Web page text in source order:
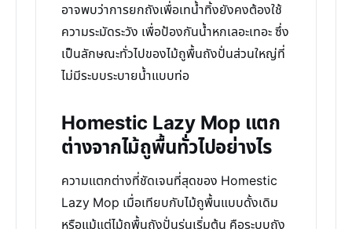
อาจพบว่าการยกถังเพื่อเทน้ำทิ้งยังคงต้องใช้
ความระมัดระวัง เพื่อป้องกันน้ำหกเลอะเทอะ ซึ่ง
เป็นลักษณะทั่วไปของไม้ถูพื้นถังปั่นส่วนใหญ่ที่
ไม่มีระบบระบายน้ำแบบท่อ
Homestic Lazy Mop แตก
ต่างจากไม้ถูพื้นทั่วไปอย่างไร
ความแตกต่างที่ชัดเจนที่สุดของ Homestic
Lazy Mop เมื่อเทียบกับไม้ถูพื้นแบบดั้งเดิม
หรือแม้แต่ไม้ถูพื้นถังปั่นรุ่นเริ่มต้น คือระบบถัง